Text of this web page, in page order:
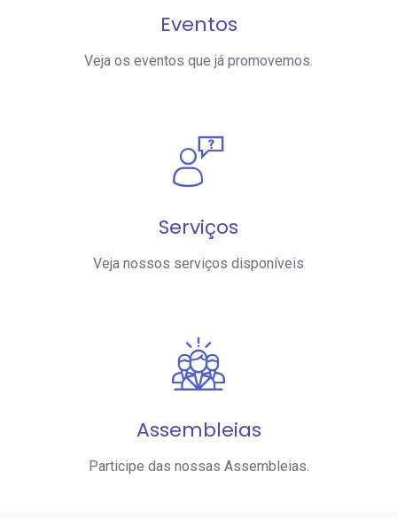
Eventos
Veja os eventos que já promovemos.
Serviços
Veja nossos serviços disponíveis
Assembleias
Participe das nossas Assembleias.